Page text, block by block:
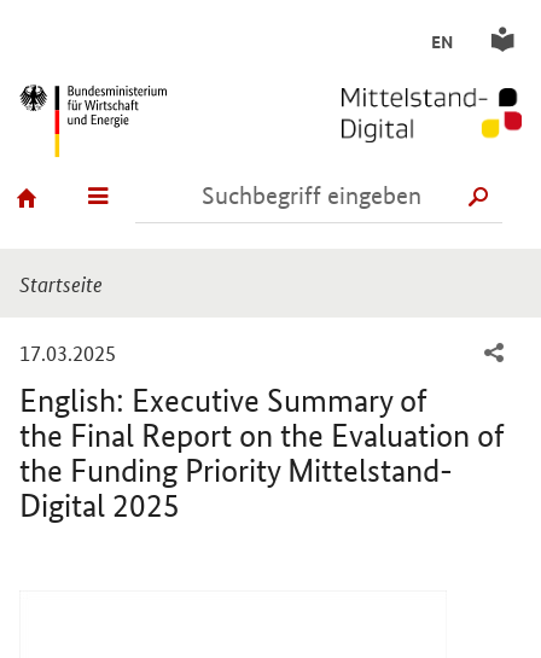
EN
Sie sind hier:
Startseite
17.03.2025
English: Executive Summary of
the Final Report on the Evaluation of
the Funding Priority Mittelstand-
Digital 2025